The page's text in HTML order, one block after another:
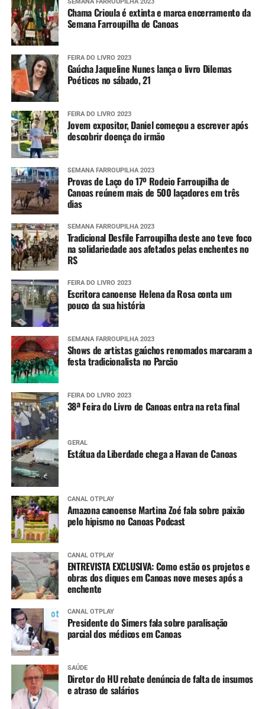
Chama Crioula é extinta e marca encerramento da
Semana Farroupilha de Canoas
FEIRA DO LIVRO 2023
Gaúcha Jaqueline Nunes lança o livro Dilemas
Poéticos no sábado, 21
FEIRA DO LIVRO 2023
Jovem expositor, Daniel começou a escrever após
descobrir doença do irmão
SEMANA FARROUPILHA 2023
Provas de Laço do 17º Rodeio Farroupilha de
Canoas reúnem mais de 500 laçadores em três
dias
SEMANA FARROUPILHA 2023
Tradicional Desfile Farroupilha deste ano teve foco
na solidariedade aos afetados pelas enchentes no
RS
FEIRA DO LIVRO 2023
Escritora canoense Helena da Rosa conta um
pouco da sua história
SEMANA FARROUPILHA 2023
Shows de artistas gaúchos renomados marcaram a
festa tradicionalista no Parcão
FEIRA DO LIVRO 2023
38ª Feira do Livro de Canoas entra na reta final
GERAL
Estátua da Liberdade chega a Havan de Canoas
CANAL OTPLAY
Amazona canoense Martina Zoé fala sobre paixão
pelo hipismo no Canoas Podcast
CANAL OTPLAY
ENTREVISTA EXCLUSIVA: Como estão os projetos e
obras dos diques em Canoas nove meses após a
enchente
CANAL OTPLAY
Presidente do Simers fala sobre paralisação
parcial dos médicos em Canoas
SAÚDE
Diretor do HU rebate denúncia de falta de insumos
e atraso de salários